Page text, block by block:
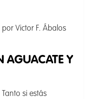
por Victor F. Ábalos
AGUACATE Y
Tanto si estás